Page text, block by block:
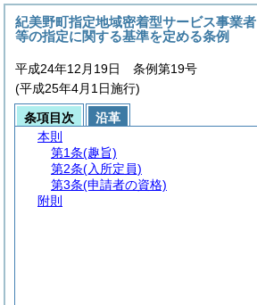
紀美野町指定地域密着型サービス事業者
等の指定に関する基準を定める条例
平成24年12月19日 条例第19号
(平成25年4月1日施行)
条項目次
沿革
本則
第1条(趣旨)
第2条(入所定員)
第3条(申請者の資格)
附則